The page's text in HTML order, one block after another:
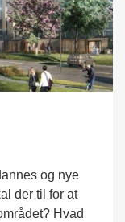
og nye
der til for at
Hvad